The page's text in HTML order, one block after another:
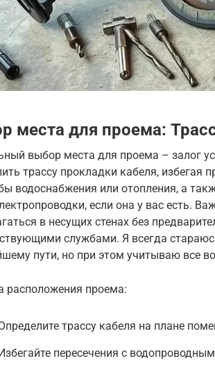
места для проема:
выбор места для проема – залог
трассу прокладки кабеля,
водоснабжения или отопления, а
если она у вас есть.
в несущих стенах без
службами. Я всегда
пути, но при этом учитываю все
расположения проема:
трассу кабеля на плане
пересечения с